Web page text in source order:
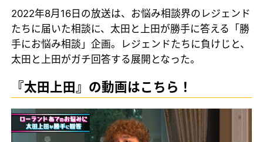
2022年8月16日の放送は、お悩み相談界のレジェンド
たちに届いた相談に、太田と上田が勝手に答える「勝
手にお悩み相談」企画。レジェンドたちに負けじと、
太田と上田がガチ回答する展開となった。
『太田上田』の動画はこちら！